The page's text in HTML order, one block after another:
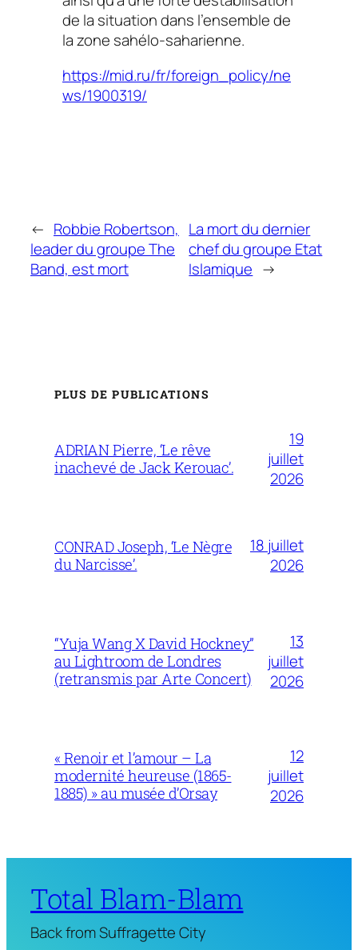
de la situation dans l’ensemble de
la zone sahélo-saharienne.
https://mid.ru/fr/foreign_policy/ne
ws/1900319/
← Robbie Robertson,
leader du groupe The
Band, est mort
La mort du dernier
chef du groupe Etat
Islamique →
PLUS DE PUBLICATIONS
ADRIAN Pierre, ‘Le rêve
inachevé de Jack Kerouac’.
19
juillet
2026
CONRAD Joseph, ‘Le Nègre
du Narcisse’.
18 juillet
2026
“Yuja Wang X David Hockney”
au Lightroom de Londres
(retransmis par Arte Concert)
13
juillet
2026
« Renoir et l’amour – La
modernité heureuse (1865-
1885) » au musée d’Orsay
12
juillet
2026
Total Blam-Blam
Back from Suffragette City